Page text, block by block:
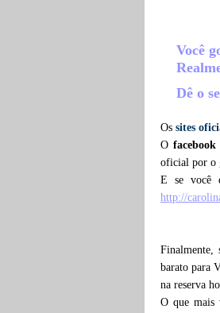
Você
Dê o
Os sites
O
oficial por o
E se você
http://
Finalmente,
barato para
na reserva
O que mais